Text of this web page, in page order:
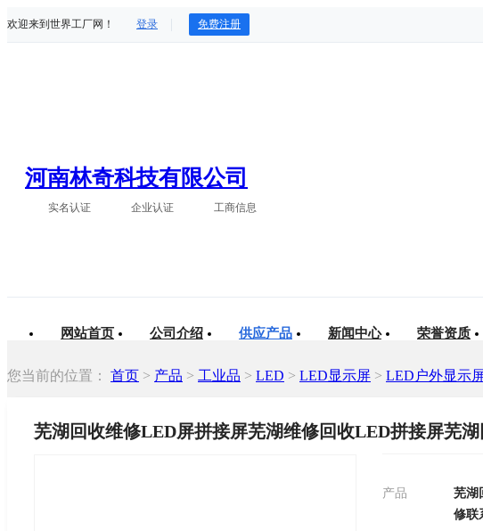
欢迎来到世界工厂网！ 登录 免费注册
河南林奇科技有限公司
实名认证 企业认证 工商信息
网站首页 公司介绍 供应产品 新闻中心 荣誉资质
您当前的位置： 首页 > 产品 > 工业品 > LED > LED显示屏 > LED户外显示
芜湖回收维修LED屏拼接屏芜湖维修回收LED拼接屏芜
产品
芜湖
修联